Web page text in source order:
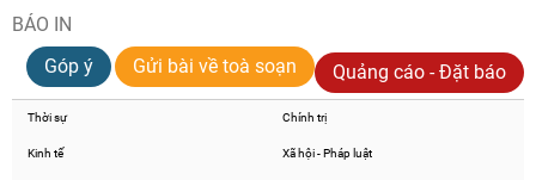
BÁO IN
Góp ý
Gửi bài về toà soạn Quảng cáo - Đặt báo
Thời sự Chính trị
Kinh tế Xã hội - Pháp luật